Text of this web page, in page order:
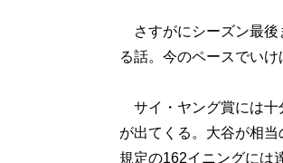
さすがにシーズン最後
る話。今のペースでい
サイ・ヤング賞には十
が出てくる。大谷が相
規定の162イニングには